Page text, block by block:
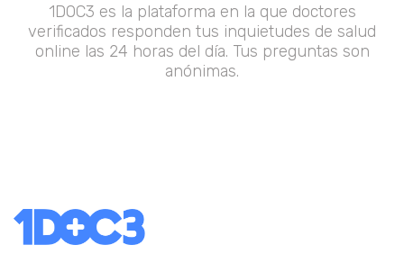
1DOC3 es la plataforma en la que doctores
verificados responden tus inquietudes de salud
online las 24 horas del día. Tus preguntas son
anónimas.